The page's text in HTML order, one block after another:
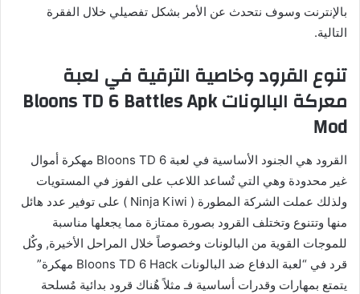
بالإنترنت وسوف نتحدث عن الأمر بشكل تفصيلي خلال الفقرة
التالية.
تنوع القرود وخاصية الترقية في لعبة
معركة البالونات Bloons TD 6 Battles Apk
Mod
القرود هي الجنود الأساسية في لعبة Bloons TD 6 مهكرة أموال
غير محدودة وهي التي تٌساعد اللاعب على الفوز في المستويات
ولذلك عملت الشركة المطورة ( Ninja Kiwi ) على توفير عدد هائل
منها وتتنوع وتختلف القرود بصورة ممتازة مما يجعلها مناسبة
للموجات القوية من البالونات وخصوصاً خلال المراحل الأخيرة, وكٌل
قرد في “لعبة الدفاع ضد البالونات Bloons TD 6 Hack مهكرة”
يتمتع بمهارات وقدرات أساسية فـ مثلاً هٌناك قرود بدائية مٌسلحة